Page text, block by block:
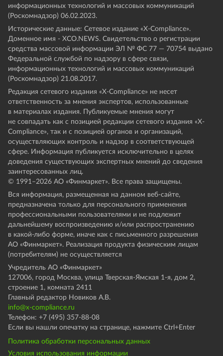
информационных технологий и массовых коммуникаций
(Роскомнадзор) 06.02.2023.
Исторические данные: Сетевое издание «Х-Compliance».
Доменное имя - XCO.NEWS. Свидетельство о регистрации
средства массовой информации ЭЛ № ФС 77 — 70754 выдано
Федеральной службой по надзору в сфере связи,
информационных технологий и массовых коммуникаций
(Роскомнадзор) 21.08.2017.
Редакция сетевого издания «X-Compliance» не несет
ответственность за мнения экспертов, использованные
в материалах издания. Публикуемые мнения могут
не совпадать как с позицией редакции сетевого издания «X-
Compliance», так и с позицией органов и организаций,
осуществляющих контроль и надзор в соответствующей
сфере. Информация публикуется исключительно в целях
доведения существующих экспертных мнений до сведения
заинтересованных лиц.
© 1991–2026 АО «Финмаркет». Все права защищены.
Вся информация, размещенная на данном веб-сайте,
предназначена только для персонального применения
профессиональными пользователями и не подлежит
дальнейшему воспроизведению и/или распространению
в какой-либо форме, иначе как с письменного разрешения
АО «Финмаркет». Реализация продукта физическим лицам
(потребителям) не осуществляется
Учредитель АО «Финмаркет»
127006, город Москва, улица Тверская-Ямская 1-я, дом 2,
строение 1, комната 2411
Главный редактор Новиков А.В.
info@x-compliance.ru
Телефон: +7 (495) 357-88-08
Если вы нашли опечатку на странице, нажмите Ctrl+Enter
Политика обработки персональных данных
Условия использования информации